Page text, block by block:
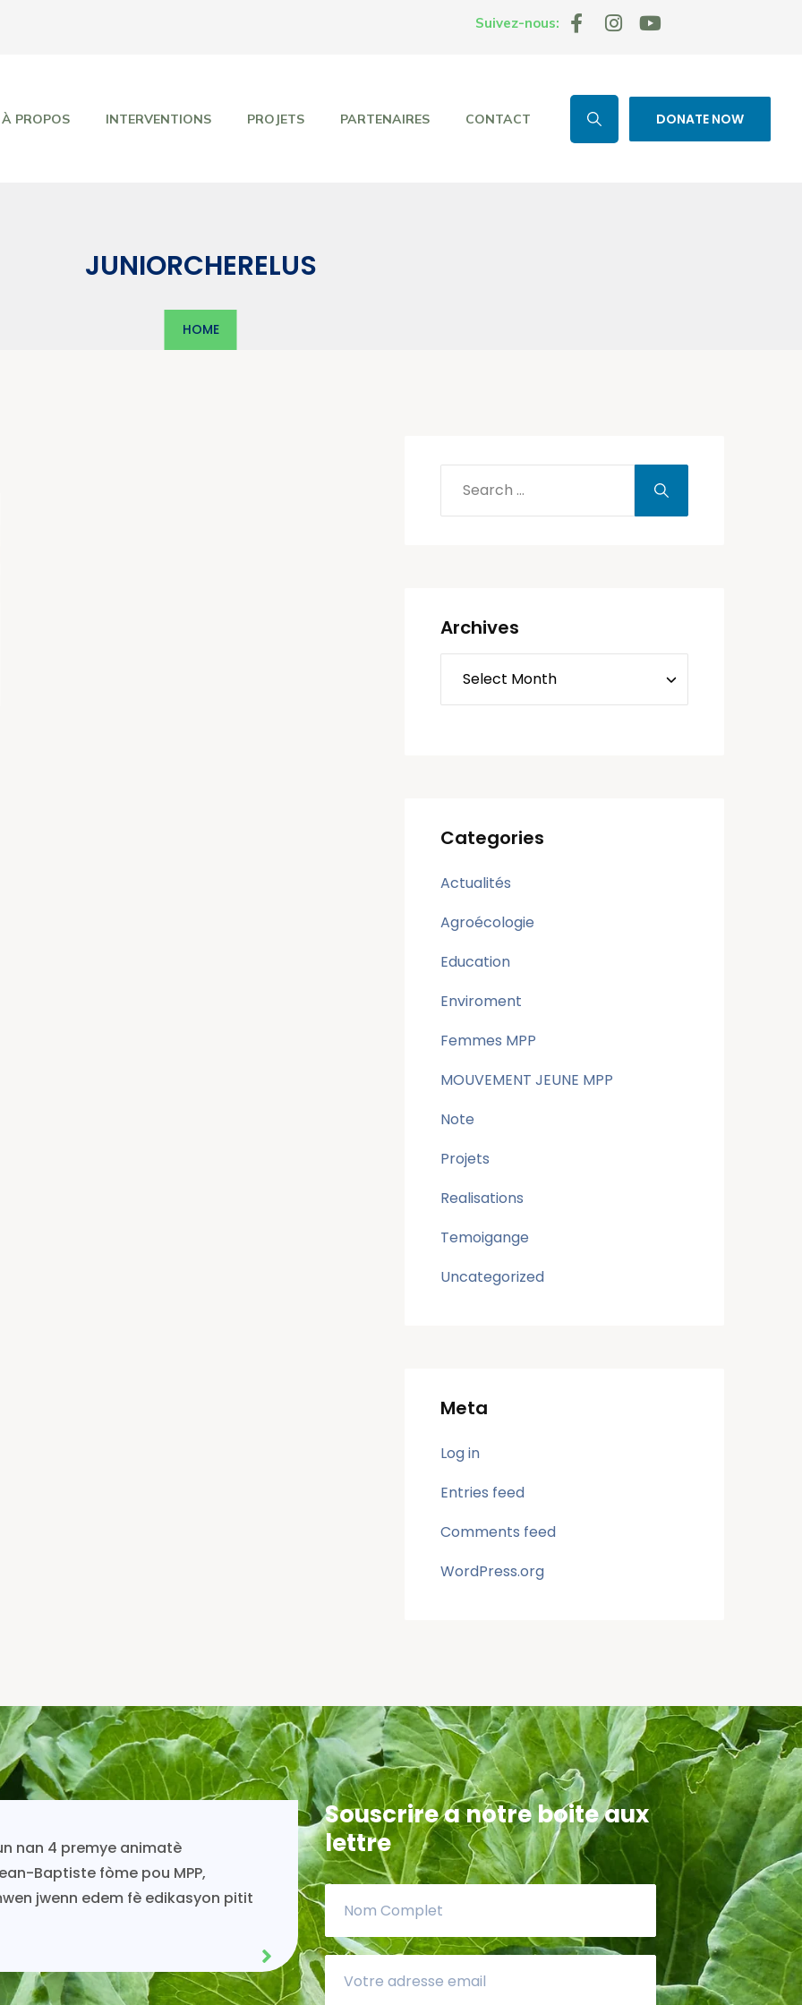
Suivez-nous:
À PROPOS INTERVENTIONS PROJETS PARTENAIRES CONTACT DONATE NOW
JUNIORCHERELUS
HOME
Archives
Categories
Actualités
Agroécologie
Education
Enviroment
Femmes MPP
MOUVEMENT JEUNE MPP
Note
Projets
Realisations
Temoigange
Uncategorized
Meta
Log in
Entries feed
Comments feed
WordPress.org
ap viv toujou gras ak
Acénès Jeune
.Esperyans mwen fè ak mpp sèke mwen rive
dekouvri mpp se yon òganizasyon ki p ap
chache ti moso manje Nan men pouvwa peze
souse a.men k ap travay pou pèmèt moun Viv
Nan diyite!
Souscrire a notre boite aux
lettre